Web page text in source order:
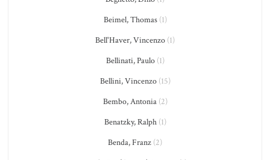
Beimel, Thomas(1)
Bell'Haver, Vincenzo (1)
Bellinati, Paulo(1)
Bellini, Vincenzo(15)
Bembo, Antonia(2)
Benatzky, Ralph(1)
Benda, Franz (2)